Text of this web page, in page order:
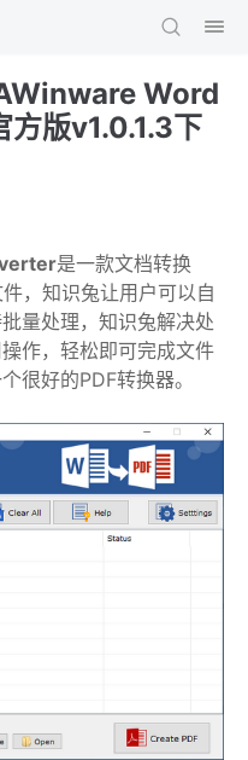
Word
版v1.0.1.3下
是一款文档转换
，知识兔让用户可以自
量处理，知识兔解决处
作，轻松即可完成文件
很好的PDF转换器。